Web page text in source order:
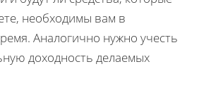
необходимы вам в
Аналогично нужно учесть
доходность делаемых